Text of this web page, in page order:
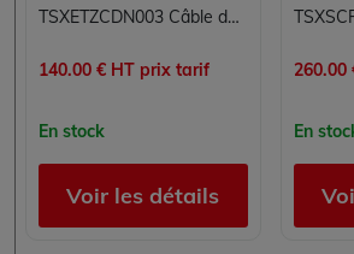
TSXETZCDN003 Câble de communication pour automate programmable Modicon TSX Micro Schneider Electric
140.00 € HT prix tarif
En stock
Voir les détails
En